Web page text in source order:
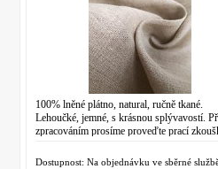
100% lněné plátno, natural, ručně tkané.
Lehoučké, jemné, s krásnou splývavostí.
zpracováním prosíme proveďte prací
v...
Dostupnost: Na objednávku ve sběrné